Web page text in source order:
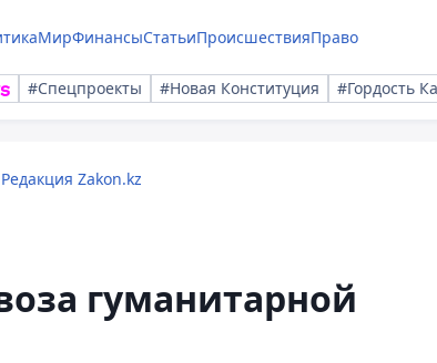
МирФинансыСтатьиПроисшествияПраво
#Спецпроекты #Новая Конституция #Гордость
Редакция Zakon.kz
гуманитарной